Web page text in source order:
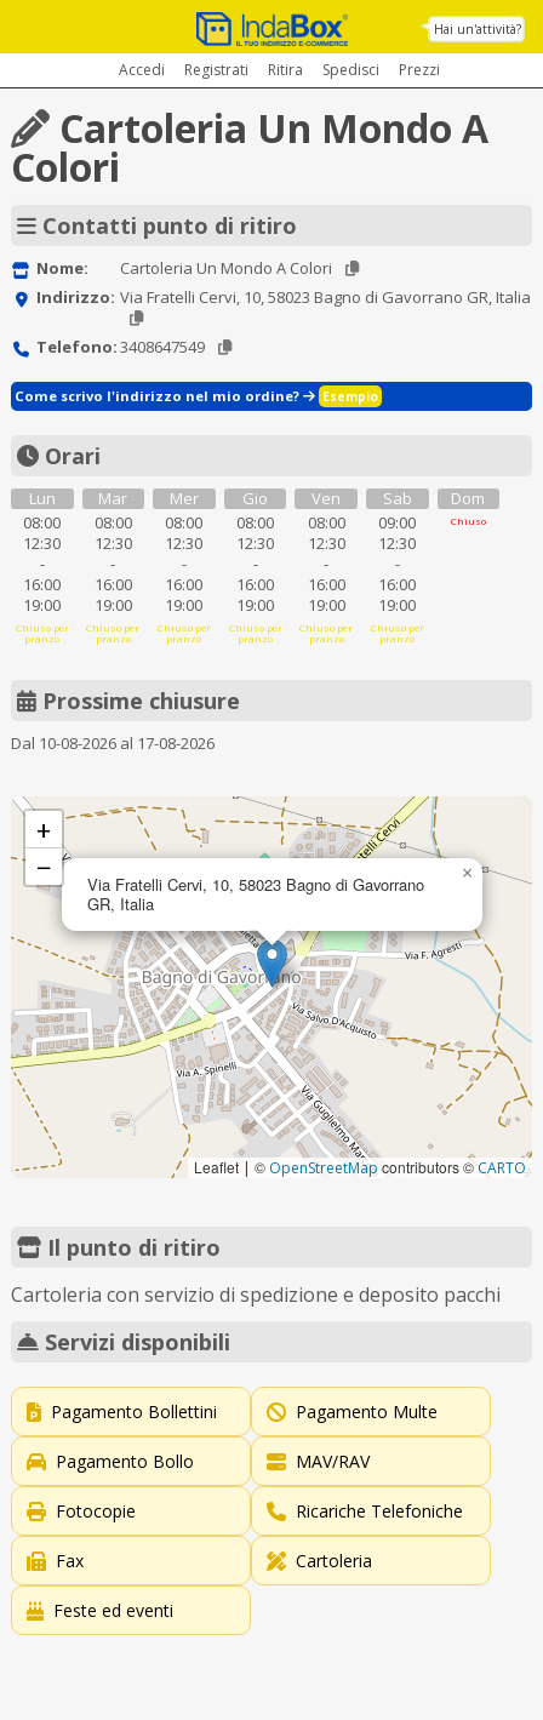
Hai un'attività?
Accedi Registrati Ritira Spedisci Prezzi
Cartoleria Un Mondo A
Colori
Contatti punto di ritiro
Nome:
Cartoleria Un Mondo A Colori
Indirizzo: Via Fratelli Cervi, 10, 58023 Bagno di Gavorrano GR, Italia
Telefono:3408647549
Come scrivo l'indirizzo nel mio ordine? Esempio
Orari
Lun
08:00
12:30
-
16:00
19:00
Chiuso per
pranzo
Mar
08:00
12:30
-
16:00
19:00
Chiuso per
pranzo
Mer
08:00
12:30
-
16:00
19:00
Chiuso per
pranzo
Gio
08:00
12:30
-
16:00
19:00
Chiuso per
pranzo
Ven
08:00
12:30
-
16:00
19:00
Chiuso per
pranzo
Sab
09:00
12:30
-
16:00
19:00
Chiuso per
pranzo
Dom
Chiuso
Prossime chiusure
Dal 10-08-2026 al 17-08-2026
Via Fratelli Cervi, 10, 58023 Bagno di Gavorrano
GR, Italia
×
+
−
Leaflet | © OpenStreetMap contributors ©CARTO
Il punto di ritiro
Cartoleria con servizio di spedizione e deposito pacchi
Servizi disponibili
Pagamento Bollettini Pagamento Multe
Pagamento Bollo MAV/RAV
Fotocopie Ricariche Telefoniche
Fax Cartoleria
Feste ed eventi